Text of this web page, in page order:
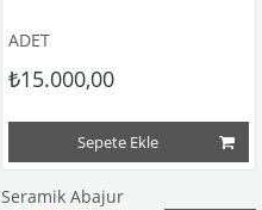
ADET
₺15.000,00
Sepete Ekle
Seramik Abajur